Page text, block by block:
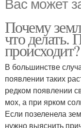
Почему
что делать.
происходит?
В большинстве
появлении таких
редком появлении
мох, а при ярком
Если позеленела
нужно выяснить